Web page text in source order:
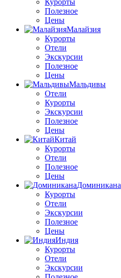
Полезное
Цены
Малайзия
Курорты
Отели
Экскурсии
Полезное
Цены
Мальдивы
Отели
Курорты
Экскурсии
Полезное
Цены
Китай
Курорты
Отели
Полезное
Цены
Доминикана
Курорты
Отели
Экскурсии
Полезное
Цены
Индия
Курорты
Отели
Экскурсии